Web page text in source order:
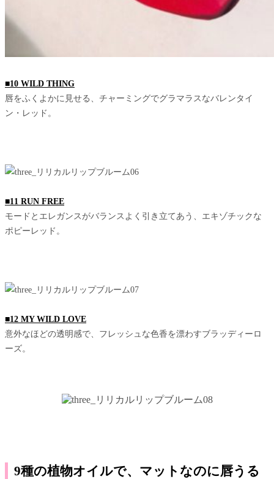
■10 WILD THING
唇をふくよかに見せる、チャーミングでグラマラスなバレンタイ
ン・レッド。
■11 RUN FREE
モードとエレガンスがバランスよく引き立てあう、エキゾチックな
ポピーレッド。
■12 MY WILD LOVE
意外なほどの透明感で、フレッシュな色香を漂わすブラッディーロ
ーズ。
9種の植物オイルで、マットなのに唇うる